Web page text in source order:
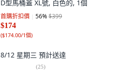
D型馬桶蓋 XL號, 白色的, 1個
首購折扣價 56%$399
$174
($174.00/1個)
8/12 星期三 預計送達
(25)